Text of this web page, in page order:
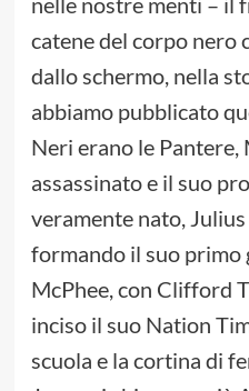
catene del corpo nero
dallo schermo, nella
abbiamo pubblicato
Neri erano le Pantere,
assassinato e il suo
veramente nato,
formando il suo primo
McPhee, con Clifford
inciso il suo Nation
scuola e la cortina di